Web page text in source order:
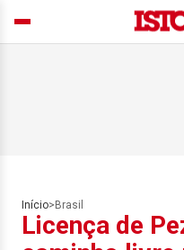
Início> Brasil
Licença de